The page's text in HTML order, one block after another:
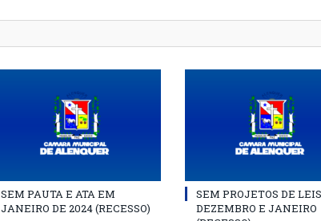
SEM PAUTA E ATA EM
JANEIRO DE 2024 (RECESSO)
SEM PROJETOS DE
DEZEMBRO E JANEIRO